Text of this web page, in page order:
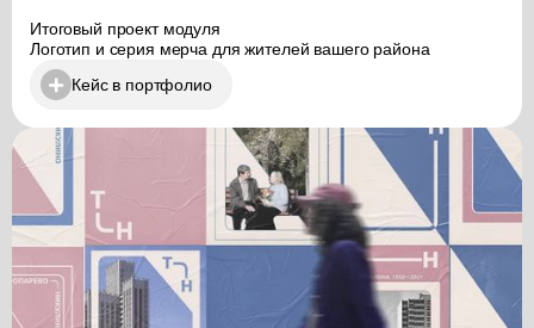
Итоговый проект модуля
Логотип и серия мерча для жителей вашего района
Кейс в портфолио